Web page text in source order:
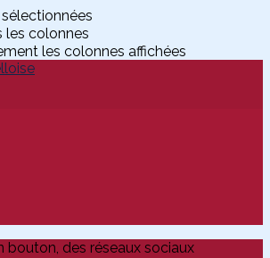
les colonnes
les colonnes affichées
bouton, des réseaux sociaux